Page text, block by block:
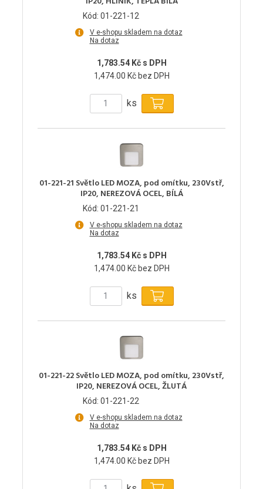
Kód: 01-221-12
V e-shopu skladem na dotaz
Na dotaz
1,783.54 Kč s DPH
1,474.00 Kč bez DPH
ks
01-221-21 Světlo LED MOZA, pod omítku, 230Vstř,
IP20, NEREZOVÁ OCEL, BÍLÁ
Kód: 01-221-21
V e-shopu skladem na dotaz
Na dotaz
1,783.54 Kč s DPH
1,474.00 Kč bez DPH
ks
01-221-22 Světlo LED MOZA, pod omítku, 230Vstř,
IP20, NEREZOVÁ OCEL, ŽLUTÁ
Kód: 01-221-22
V e-shopu skladem na dotaz
Na dotaz
1,783.54 Kč s DPH
1,474.00 Kč bez DPH